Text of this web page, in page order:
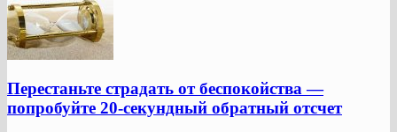
Перестаньте страдать от беспокойства —
попробуйте 20-секундный обратный отсчет